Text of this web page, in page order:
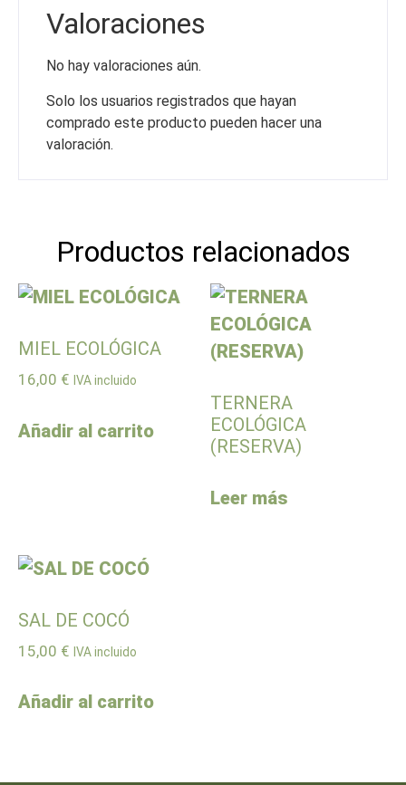
Valoraciones
No hay valoraciones aún.
Solo los usuarios registrados que hayan
comprado este producto pueden hacer una
valoración.
Productos relacionados
MIEL ECOLÓGICA
16,00 € IVA incluido
Añadir al carrito
TERNERA
ECOLÓGICA
(RESERVA)
Leer más
SAL DE COCÓ
15,00 € IVA incluido
Añadir al carrito